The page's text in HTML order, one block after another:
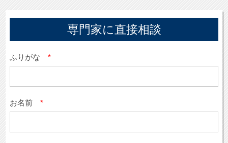
専門家に直接相談
ふりがな *
お名前 *